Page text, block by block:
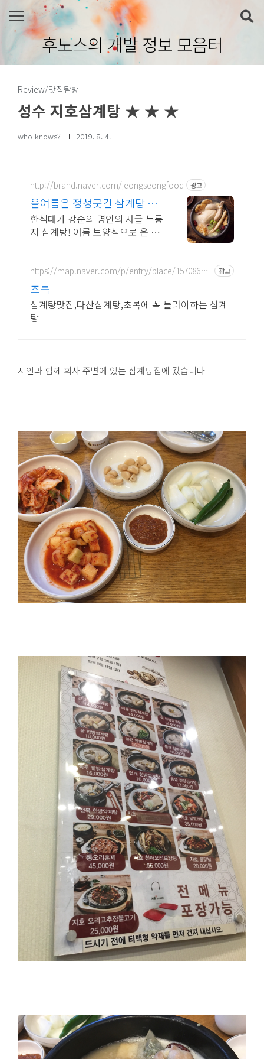
본문 바로가기
후노스의 개발 정보 모음터
Review/맛집탐방
성수 지호삼계탕 ★ ★ ★
who knows? 2019. 8. 4.
http://brand.naver.com/jeongseongfood 광고
올여름은 정성곳간 삼계탕 강
순의 명인 레시피
한식대가 강순의 명인의 사골 누룽
지 삼계탕! 여름 보양식으로 온 가
https://map.naver.com/p/entry/place/15708685
광고
초복
삼계탕맛집,다산삼계탕,초복에 꼭 들러야하는 삼계
탕
지인과 함께 회사 주변에 있는 삼계탕집에 갔습니다